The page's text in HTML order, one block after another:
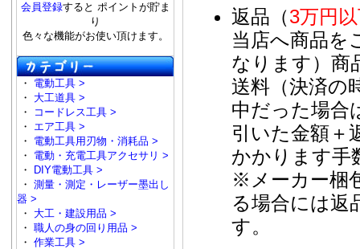
会員登録すると ポイントが貯ま
り
色々な機能がお使い頂けます。
・ 電動工具 >
・ 大工道具 >
・
コードレス工具 >
・ エア工具 >
・ 電動工具用刃物・消耗品 >
・ 電動・充電工具アクセサリ >
・
DIY電動工具 >
・ 測量・測定・レーザー墨出し
器 >
・ 大工・建設用品 >
・ 職人の身の回り用品 >
・ 作業工具 >
返品（3万円
当店へ商品を
なります）商
送料（決済の
中だった場合
引いた金額＋
かかります手
※メーカー梱
る場合には返
す。